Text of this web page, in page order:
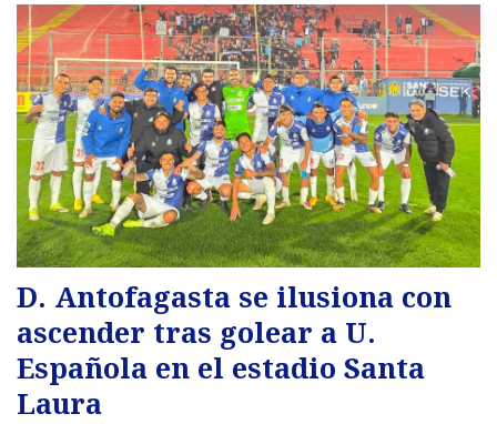
D. Antofagasta se ilusiona con
ascender tras golear a U.
Española en el estadio Santa
Laura